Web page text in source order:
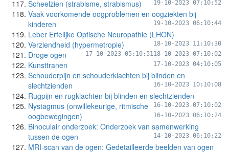
Scheelzien (strabisme, strabismus) 19-10-2023 07:10:52
Vaak voorkomende oogproblemen en oogziekten bij
kinderen
19-10-2023 06:10:44
Leber Erfelijke Optische Neuropathie (LHON)
18-10-2023 11:10:30
Verziendheid (hypermetropie)
18-10-2023 07:10:02
Droge ogen 17-10-2023 05:10:51
Kunsttranen 17-10-2023 04:10:05
Schouderpijn en schouderklachten bij blinden en
slechtzienden
16-10-2023 10:10:08
Rugpijn en rugklachten bij blinden en slechtzienden
16-10-2023 07:10:02
Nystagmus (onwillekeurige, ritmische
oogbewegingen)
16-10-2023 06:10:24
Binoculair onderzoek: Onderzoek van samenwerking
tussen de ogen
14-10-2023 06:10:22
MRI-scan van de ogen: Gedetailleerde beelden van ogen